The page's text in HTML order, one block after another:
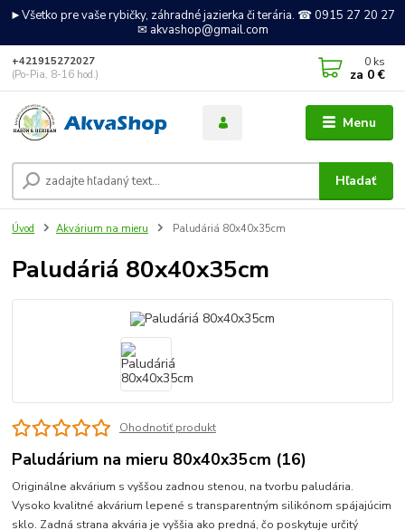
►Všetko pre vaše rybičky, záhradné jazierka či terária. ☎ 0915 27 20 27
✉ akvashop@gmail.com
Menu
Hľadať
+421915272027
(Po-Pia, 8-16 hod.)
0 ks
za 0 €
Úvod Akvárium na mieru Paludáriá 80x40x35cm
Paludáriá 80x40x35cm
Ohodnotiť produkt
Paludárium na mieru 80x40x35cm (16)
Originálne akvárium s vyššou zadnou stenou, na tvorbu paludária.
Vysoko kvalitné akvárium lepené s transparentným silikónom spájajúcim
sklo. Zadná strana akvária je vyššia ako predná, čo poskytuje určitý